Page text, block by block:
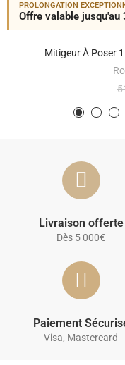
PROLONGATION
Offre valable jusqu'au
Mitigeur À Poser
Livraison offerte
Dès 5 000€
Paiement
Visa, Mastercard